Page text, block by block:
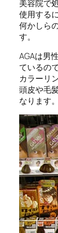
美容院で
使用する
何かしら
す。
AGAは男
ているので
カラーリ
頭皮や毛
なります。